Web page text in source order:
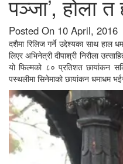
पञ्जा’, होला त
Posted On 10 April, 2016
दशैमा रिलिज गर्ने उद्देश्यका साथ हाल
लिएर अभिनेत्री दीपाश्री निरौला
यो फिल्मको ८० प्रतिशत छायांकन
पस्थलीमा सिनेमाको छायांकन धमाधम